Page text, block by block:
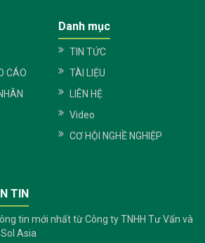
CÁO
Danh mục
TIN TỨC
TÀI LIỆU
LIÊN HỆ
Video
CƠ HỘI NGHỀ NGHIỆP
TIN
tin mới nhất từ Công ty TNHH Tư Vấn và
Asia